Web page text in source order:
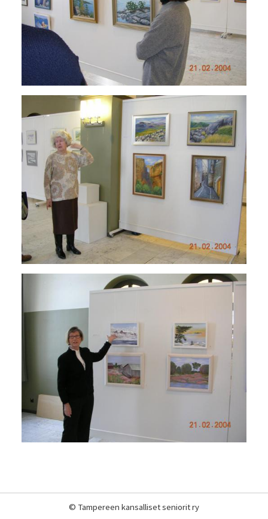
© Tampereen kansalliset seniorit ry